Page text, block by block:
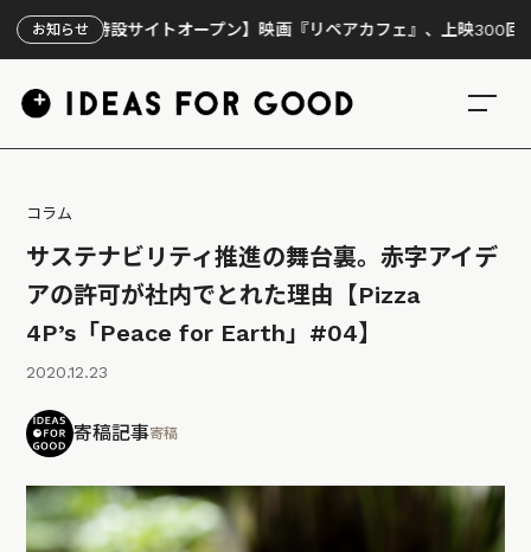
お知らせ
設サイトオープン】映画『リペアカフェ』、上映300回の先で見えて
コラム
サステナビリティ推進の舞台裏。赤字アイデ
アの許可が社内でとれた理由【Pizza
4P’s「Peace for Earth」#04】
2020.12.23
寄稿記事寄稿